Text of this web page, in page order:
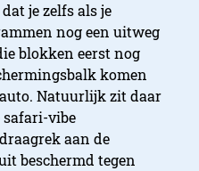
je zelfs als je
nog een uitweg
blokken eerst nog
komen
Natuurlijk zit daar
safari-vibe
aan de
beschermd tegen